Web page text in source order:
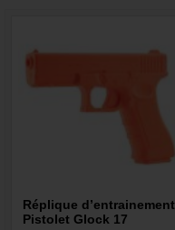
Réplique d’entrainement
Pistolet Glock 17